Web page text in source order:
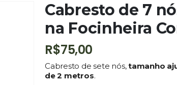
Cabresto de 7
na Focinheira
R$75,00
Cabresto de sete nós,tamanho
de 2 metros.